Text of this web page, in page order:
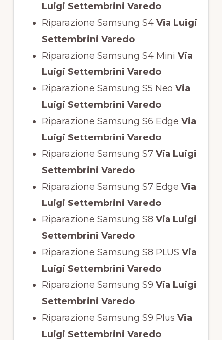
Luigi Settembrini Varedo
Riparazione Samsung S4Via Luigi
Settembrini Varedo
Riparazione Samsung S4 Mini Via
Luigi Settembrini Varedo
Riparazione Samsung S5 Neo Via
Luigi Settembrini Varedo
Riparazione Samsung S6 Edge Via
Luigi Settembrini Varedo
Riparazione Samsung S7Via Luigi
Settembrini Varedo
Riparazione Samsung S7 Edge Via
Luigi Settembrini Varedo
Riparazione Samsung S8 Via Luigi
Settembrini Varedo
Riparazione Samsung S8 PLUS Via
Luigi Settembrini Varedo
Riparazione Samsung S9 Via Luigi
Settembrini Varedo
Riparazione Samsung S9 Plus Via
Luigi Settembrini Varedo